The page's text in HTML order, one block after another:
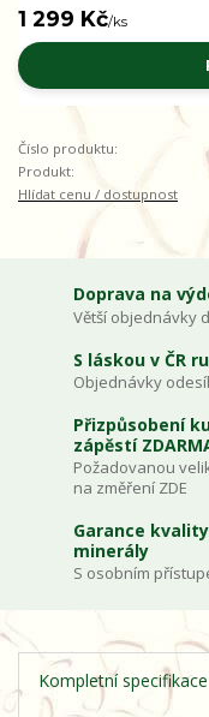
1 299 Kč/ks
Číslo produktu:
Produkt:
Hlídat cenu / dostupnost
Doprava na
Větší objednávky
S láskou v ČR
Objednávky
Přizpůsobení
zápěstí
Požadovanou
na změření ZDE
Garance
minerály
S osobním
Kompletní specifikace